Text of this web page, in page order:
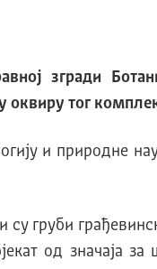
згради
оквиру тог
и природне
су груби
од значаја за